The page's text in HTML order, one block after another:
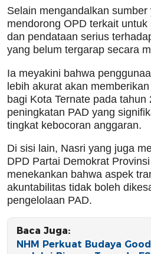
Selain mengandalkan
mendorong OPD terkait
dan pendataan serius
yang belum tergarap secara
Ia meyakini bahwa
lebih akurat akan
bagi Kota Ternate pada tahun
peningkatan PAD yang
tingkat kebocoran anggaran.
Di sisi lain, Nasri yang juga
DPD Partai Demokrat
menekankan bahwa aspek
akuntabilitas tidak boleh
pengelolaan PAD.
Baca Juga:
NHM Perkuat Budaya